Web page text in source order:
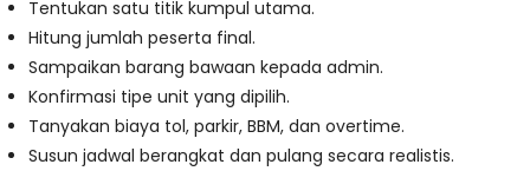
Tentukan satu titik kumpul utama.
Hitung jumlah peserta final.
Sampaikan barang bawaan kepada admin.
Konfirmasi tipe unit yang dipilih.
Tanyakan biaya tol, parkir, BBM, dan overtime.
Susun jadwal berangkat dan pulang secara realistis.